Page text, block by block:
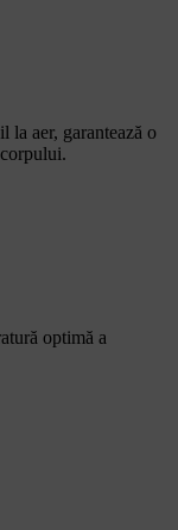
la aer, garantează o
optimă a